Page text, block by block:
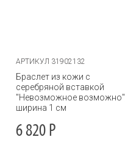
АРТИКУЛ 31902132
Браслет из кожи с
серебряной вставкой
"Невозможное возможно",
ширина 1 см
6 820 Р